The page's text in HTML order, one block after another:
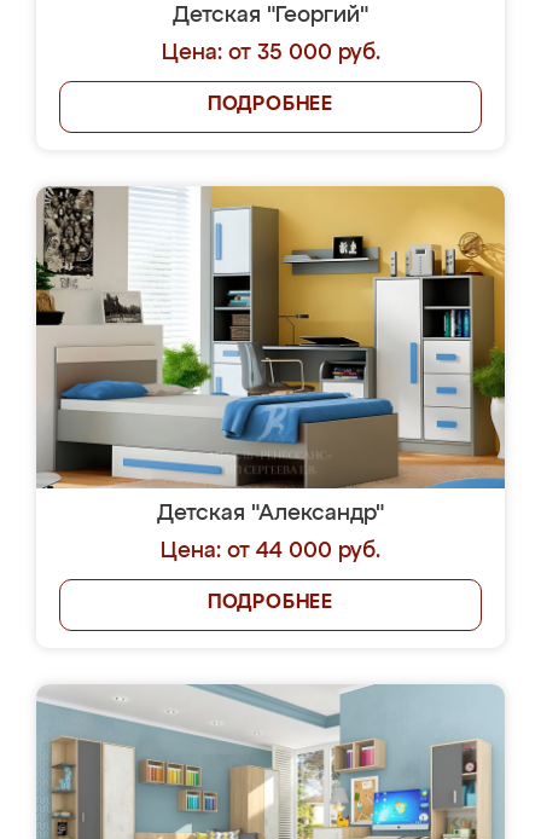
Детская "Георгий"
Цена: от 35 000 руб.
ПОДРОБНЕЕ
Детская "Александр"
Цена: от 44 000 руб.
ПОДРОБНЕЕ